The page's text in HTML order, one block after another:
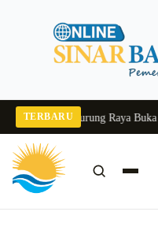
TERBARU
Pj Sekda Murung Raya Buka